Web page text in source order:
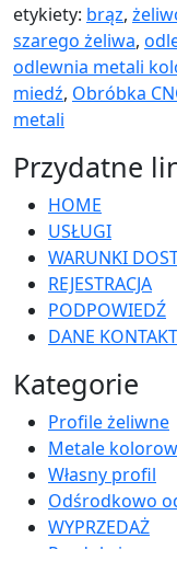
etykiety: brąz,
szarego żeliwa,
odlewnia metali
miedź, Obróbka
metali
Przydatne
HOME
USŁUGI
WARUNKI
REJESTRACJA
PODPOWIEDŹ
DANE
Kategorie
Profile żeliwne
Metale
Własny profil
Odśrodkowo
WYPRZEDAŻ
Produkcja